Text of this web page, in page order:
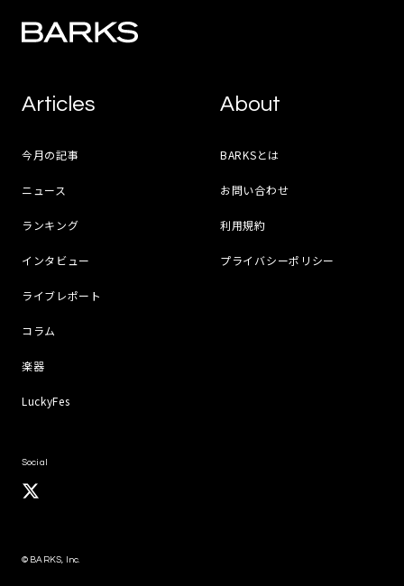
Articles
今月の記事
ニュース
ランキング
インタビュー
ライブレポート
コラム
楽器
LuckyFes
About
BARKSとは
お問い合わせ
利用規約
プライバシーポリシー
Social
© BARKS, Inc.